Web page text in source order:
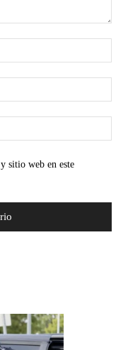
web:
sitio web en este